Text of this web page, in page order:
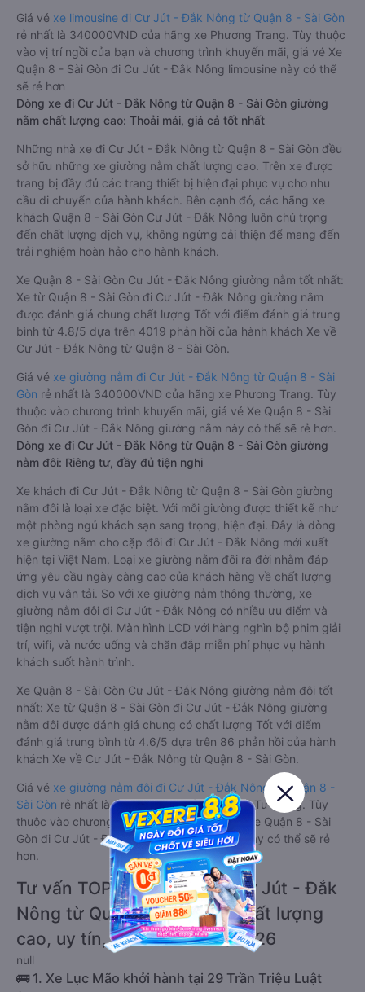
Giá vé xe limousine đi Cư Jút - Đắk Nông từ Quận 8 - Sài Gòn
rẻ nhất là 340000VND của hãng xe Phương Trang. Tùy thuộc
vào vị trí ngồi của bạn và chương trình khuyến mãi, giá vé Xe
Quận 8 - Sài Gòn đi Cư Jút - Đắk Nông limousine này có thể
sẽ rẻ hơn
Dòng xe đi Cư Jút - Đắk Nông từ Quận 8 - Sài Gòn giường
nằm chất lượng cao: Thoải mái, giá cả tốt nhất
Những nhà xe đi Cư Jút - Đắk Nông từ Quận 8 - Sài Gòn đều
sở hữu những xe giường nằm chất lượng cao. Trên xe được
trang bị đầy đủ các trang thiết bị hiện đại phục vụ cho nhu
cầu di chuyển của hành khách. Bên cạnh đó, các hãng xe
khách Quận 8 - Sài Gòn Cư Jút - Đắk Nông luôn chú trọng
đến chất lượng dịch vụ, không ngừng cải thiện để mang đến
trải nghiệm hoàn hảo cho hành khách.
Xe Quận 8 - Sài Gòn Cư Jút - Đắk Nông giường nằm tốt nhất:
Xe từ Quận 8 - Sài Gòn đi Cư Jút - Đắk Nông giường nằm
được đánh giá chung chất lượng Tốt với điểm đánh giá trung
bình từ 4.8/5 dựa trên 4019 phản hồi của hành khách Xe về
Cư Jút - Đắk Nông từ Quận 8 - Sài Gòn.
Giá vé xe giường nằm đi Cư Jút - Đắk Nông từ Quận 8 - Sài
Gòn rẻ nhất là 340000VND của hãng xe Phương Trang. Tùy
thuộc vào chương trình khuyến mãi, giá vé Xe Quận 8 - Sài
Gòn đi Cư Jút - Đắk Nông giường nằm này có thể sẽ rẻ hơn.
Dòng xe đi Cư Jút - Đắk Nông từ Quận 8 - Sài Gòn giường
nằm đôi: Riêng tư, đầy đủ tiện nghi
Xe khách đi Cư Jút - Đắk Nông từ Quận 8 - Sài Gòn giường
nằm đôi là loại xe đặc biệt. Với mỗi giường được thiết kế như
một phòng ngủ khách sạn sang trọng, hiện đại. Đây là dòng
xe giường nằm cho cặp đôi đi Cư Jút - Đắk Nông mới xuất
hiện tại Việt Nam. Loại xe giường nằm đôi ra đời nhằm đáp
ứng yêu cầu ngày càng cao của khách hàng về chất lượng
dịch vụ vận tải. So với xe giường nằm thông thường, xe
giường nằm đôi đi Cư Jút - Đắk Nông có nhiều ưu điểm và
tiện nghi vượt trội. Màn hình LCD với hàng nghìn bộ phim giải
trí, wifi, và nước uống và chăn đắp miễn phí phục vụ hành
khách suốt hành trình.
Xe Quận 8 - Sài Gòn Cư Jút - Đắk Nông giường nằm đôi tốt
nhất: Xe từ Quận 8 - Sài Gòn đi Cư Jút - Đắk Nông giường
nằm đôi được đánh giá chung có chất lượng Tốt với điểm
đánh giá trung bình từ 4.6/5 dựa trên 86 phản hồi của hành
khách Xe về Cư Jút - Đắk Nông từ Quận 8 - Sài Gòn.
Giá vé xe giường nằm đôi đi Cư Jút - Đắk Nông từ Quận 8 -
Sài Gòn rẻ nhất là 345000VND của hãng xe Tư Trang. Tùy
thuộc vào chương trình khuyến mãi, giá vé Xe Quận 8 - Sài
Gòn đi Cư Jút - Đắk Nông giường nằm đôi này có thể sẽ rẻ
hơn.
Tư vấn TOP 3 xe khách đi Cư Jút - Đắk
Nông từ Quận 8 - Sài Gòn chất lượng
cao, uy tín, giá rẻ nhất 08/2026
null
🚌 1. Xe Lục Mão khởi hành tại 29 Trần Triệu Luật